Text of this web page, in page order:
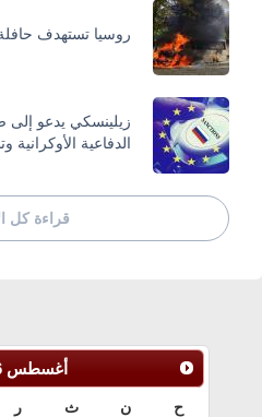
روسيا تستهدف
زيلينسكي يدعو إلى
الدفاعية
قراءة كل
أغسطس
ح ن ث ر